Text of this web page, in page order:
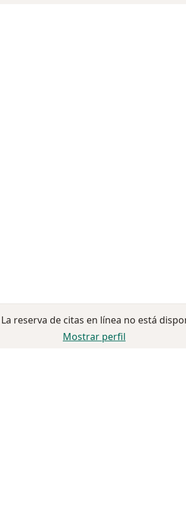
La reserva de citas en línea no está
Mostrar perfil